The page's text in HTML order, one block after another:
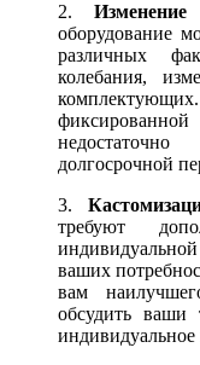
2.
оборудование
различных
колебания,
долгосрочной
3.
требуют
ваших
вам
обсудить ваши
индивидуальное